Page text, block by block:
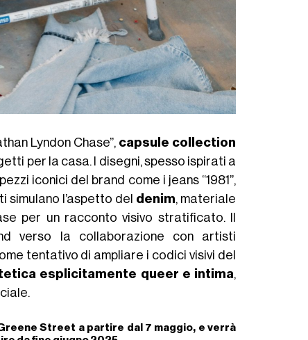
Lyndon Chase”, capsule collection
per la casa. I disegni, spesso ispirati a
iconici del brand come i jeans “1981”,
l’aspetto del denim, materiale
per un racconto visivo stratificato. Il
verso la collaborazione con artisti
tentativo di ampliare i codici visivi del
esplicitamente queer e intima,
Street a partire dal 7 maggio, e verrà